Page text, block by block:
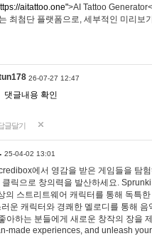
aitattoo.one">AI Tattoo
최첨단 플랫폼으로, 세부적인 미리보
26-07-27 12:47
댓글내용 확인
글달기
25-04-02 13:01
에서 영감을 받은 게임들을 탐
클릭으로 창의력을 발산하세요.
의 스트리트웨어 캐릭터를 통해 독특
운 캐릭터와 경쾌한 멜로디를 통해
아하는 분들에게 새로운 창작의 장을
made experiences, and unleash